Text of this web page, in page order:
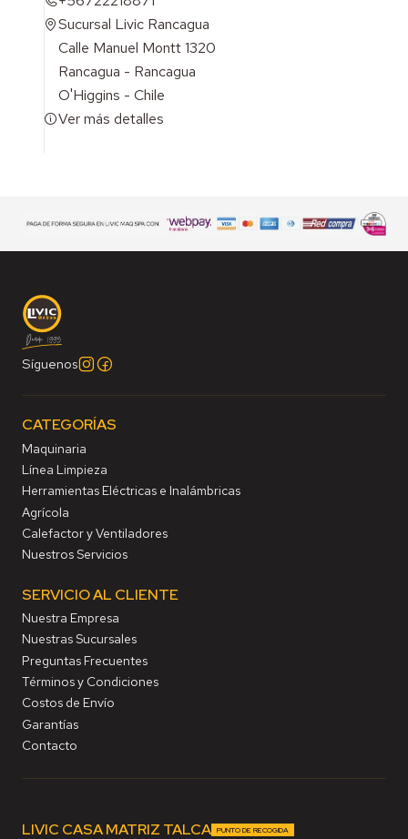
Sucursal Livic Rancagua
Calle Manuel Montt 1320
Rancagua - Rancagua
O'Higgins - Chile
Ver más detalles
Síguenos
CATEGORÍAS
Maquinaria
Línea Limpieza
Herramientas Eléctricas e Inalámbricas
Agrícola
Calefactor y Ventiladores
Nuestros Servicios
SERVICIO AL CLIENTE
Nuestra Empresa
Nuestras Sucursales
Preguntas Frecuentes
Términos y Condiciones
Costos de Envío
Garantías
Contacto
LIVIC CASA MATRIZ TALCA PUNTO DE RECOGIDA